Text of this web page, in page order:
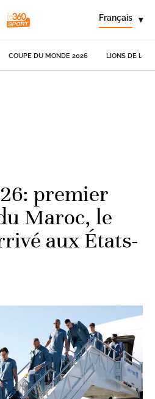
Français ▾
COUPE DU MONDE 2026 LIONS DE
premier
Maroc, le
aux États-